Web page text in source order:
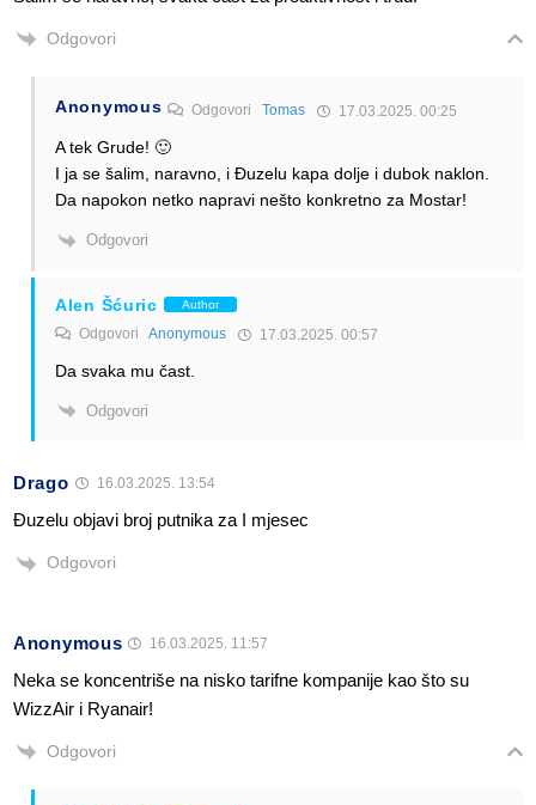
Odgovori
Anonymous OdgovoriTomas 17.03.2025. 00:25
A tek Grude! 🙂
I ja se šalim, naravno, i Đuzelu kapa dolje i dubok naklon.
Da napokon netko napravi nešto konkretno za Mostar!
Odgovori
Alen Šćuric Author
Odgovori Anonymous 17.03.2025. 00:57
Da svaka mu čast.
Odgovori
Drago 16.03.2025. 13:54
Đuzelu objavi broj putnika za I mjesec
Odgovori
Anonymous 16.03.2025. 11:57
Neka se koncentriše na nisko tarifne kompanije kao što su
WizzAir i Ryanair!
Odgovori